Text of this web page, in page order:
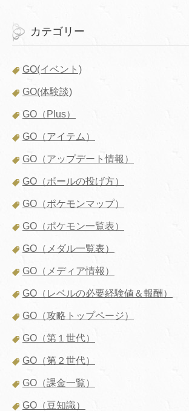
カテゴリー
GO(イベント)
GO(体験談)
GO（Plus）
GO（アイテム）
GO（アップデート情報）
GO（ボールの投げ方）
GO（ポケモンマップ）
GO（ポケモン一覧表）
GO（メダル一覧表）
GO（メディア情報）
GO（レベルの必要経験値＆報酬）
GO（攻略トップページ）
GO（第１世代）
GO（第２世代）
GO（課金一覧）
GO（豆知識）